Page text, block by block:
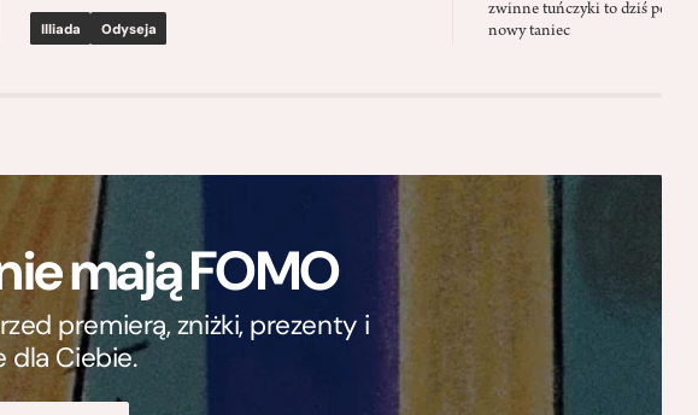
Illiada Odyseja
zwinne tuńczyki to dziś
nowy taniec
mają FOMO
premierą, zniżki, prezenty i
dla Ciebie.